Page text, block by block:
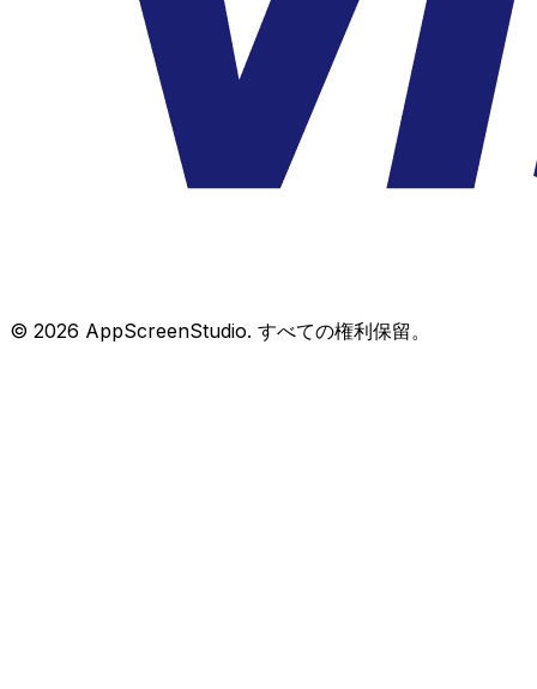
© 2026 AppScreenStudio. すべての権利保留。